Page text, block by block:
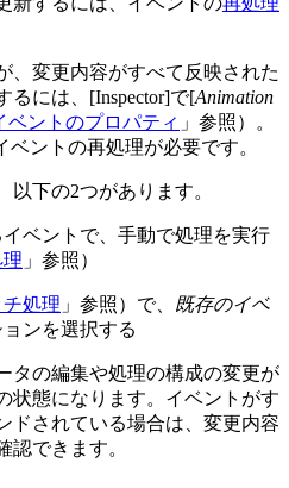
、変更内容がすべて反映された
るには、[Inspector]で[Animation
ベントのプロパティ 」参照）。
ベントの再処理が必要です。
下の2つがあります。
ベントで、手動で処理を実行
」参照）
処理 」参照）で、 既存のイベ
ンを選択する
タの編集や処理の構成の変更が
状態になります。イベントがす
ドされている場合は、変更内容
認できます。